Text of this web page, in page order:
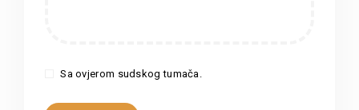
Sa ovjerom sudskog tumača.